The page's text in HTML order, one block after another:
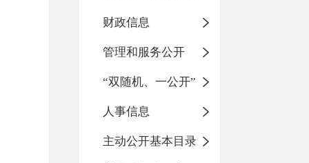
财政信息
管理和服务公开
“双随机、一公开”
人事信息
主动公开基本目录